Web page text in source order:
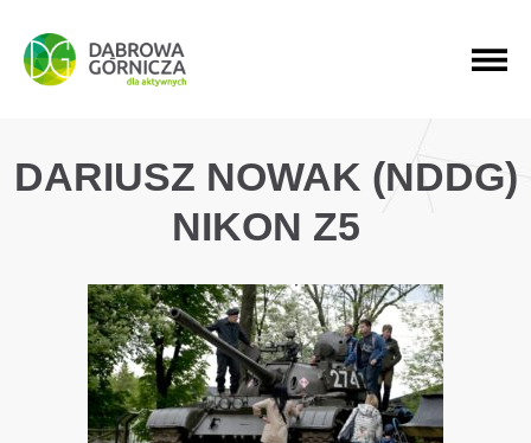
PRZEJDŹ DO MENU GŁÓWNEGO
PRZEJDŹ DO WYSZUKIWARKI
PRZEJDŹ DO TREŚCI
DARIUSZ NOWAK (NDDG)
NIKON Z5